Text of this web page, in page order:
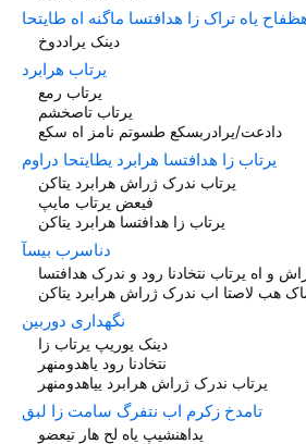
یاه تراک زا هدافتسا ماگنه اه طایتحا
دینک یراددوخ
یرتاب هرابرد
یرتاب رمع
یرتاب تاصخشم
دادعت/یرادربسکع طسوتم نامز اه سکع
یرتاب زا هدافتسا هرابرد یطایتحا دراوم
یرتاب ندرک ژراش هرابرد یتاکن
فیعض یرتاب مایپ
یرتاب زا هدافتسا هرابرد یتاکن
دناسرب بیسآ
و اه یرتاب نتخادنا رود و ندرک هدافتسا
هب لاصتا اب ندرک ژراش هرابرد یتاکن
نگهداری دوربین
دینک یوریپ یرتاب زا
نتخادنا رود یاهدومنهر
یرتاب ندرک ژراش هرابرد ییاهدومنهر
تامدخ زکرم اب نتفرگ سامت زا لبق
یداهنشیپ یاه لح هار تیعضو